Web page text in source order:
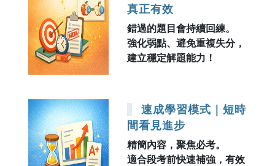
真正有效
錯過的題目會持續回練。
強化弱點、避免重複失分，
建立穩定解題能力！
速成學習模式｜短時
間看見進步
精簡內容，聚焦必考。
適合段考前快速補強，有效